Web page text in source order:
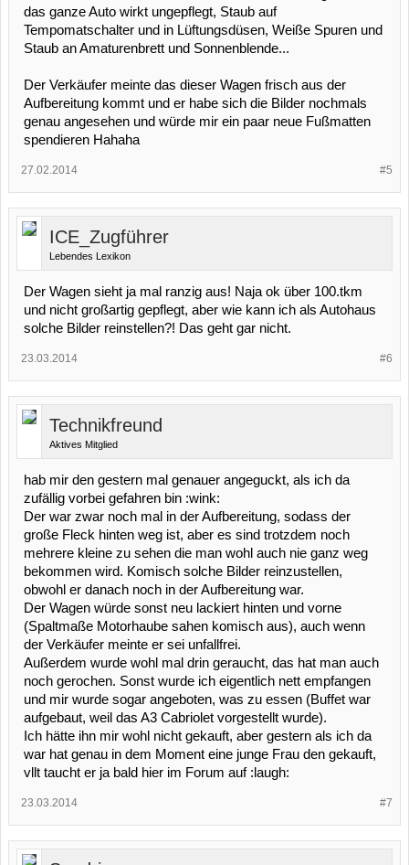
das ganze Auto wirkt ungepflegt, Staub auf
Tempomatschalter und in Lüftungsdüsen, Weiße Spuren und
Staub an Amaturenbrett und Sonnenblende...
Der Verkäufer meinte das dieser Wagen frisch aus der
Aufbereitung kommt und er habe sich die Bilder nochmals
genau angesehen und würde mir ein paar neue Fußmatten
spendieren Hahaha
#5
27.02.2014
ICE_Zugführer
Lebendes Lexikon
Der Wagen sieht ja mal ranzig aus! Naja ok über 100.tkm
und nicht großartig gepflegt, aber wie kann ich als Autohaus
solche Bilder reinstellen?! Das geht gar nicht.
#6
23.03.2014
Technikfreund
Aktives Mitglied
hab mir den gestern mal genauer angeguckt, als ich da
zufällig vorbei gefahren bin :wink:
Der war zwar noch mal in der Aufbereitung, sodass der
große Fleck hinten weg ist, aber es sind trotzdem noch
mehrere kleine zu sehen die man wohl auch nie ganz weg
bekommen wird. Komisch solche Bilder reinzustellen,
obwohl er danach noch in der Aufbereitung war.
Der Wagen würde sonst neu lackiert hinten und vorne
(Spaltmaße Motorhaube sahen komisch aus), auch wenn
der Verkäufer meinte er sei unfallfrei.
Außerdem wurde wohl mal drin geraucht, das hat man auch
noch gerochen. Sonst wurde ich eigentlich nett empfangen
und mir wurde sogar angeboten, was zu essen (Buffet war
aufgebaut, weil das A3 Cabriolet vorgestellt wurde).
Ich hätte ihn mir wohl nicht gekauft, aber gestern als ich da
war hat genau in dem Moment eine junge Frau den gekauft,
vllt taucht er ja bald hier im Forum auf :laugh:
#7
23.03.2014